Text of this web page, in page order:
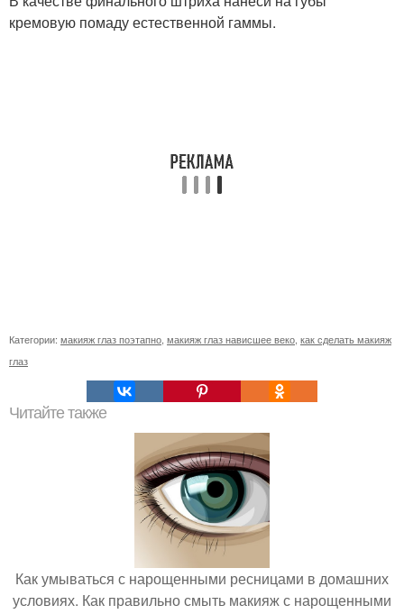
кремовую помаду естественной гаммы.
Категории: макияж глаз поэтапно макияж глаз нависшее веко как сделать макияж
глаз
Читайте также
Как умываться с нарощенными ресницами в домашних
условиях. Как правильно смыть макияж с нарощенными